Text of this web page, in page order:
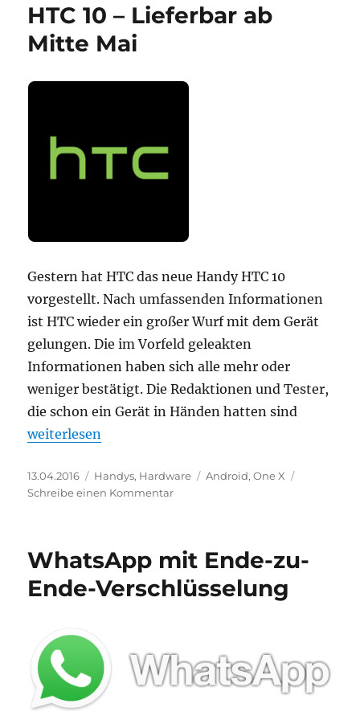
HTC 10 – Lieferbar ab
Mitte Mai
Gestern hat HTC das neue Handy HTC 10
vorgestellt. Nach umfassenden Informationen
ist HTC wieder ein großer Wurf mit dem Gerät
gelungen. Die im Vorfeld geleakten
Informationen haben sich alle mehr oder
weniger bestätigt. Die Redaktionen und Tester,
die schon ein Gerät in Händen hatten sind
„HTC 10 – Lieferbar ab Mitte Mai“
weiterlesen
Veröffentlicht
am
13.04.2016 Kategorien
Handys, Hardware Schlagwörter
Android,One X
Schreibe einen Kommentarzu
Lieferbar
Mitte
WhatsApp mit Ende-zu-
Ende-Verschlüsselung